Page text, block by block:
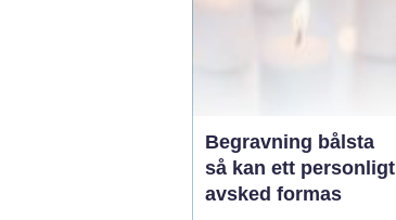
Begravning bålsta
så kan ett personligt
avsked formas